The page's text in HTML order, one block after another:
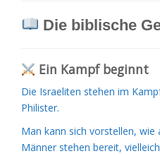
Die biblische
Ein Kampf beginnt
Die Israeliten stehen im
Philister.
Man kann sich vorstellen,
Männer stehen bereit,